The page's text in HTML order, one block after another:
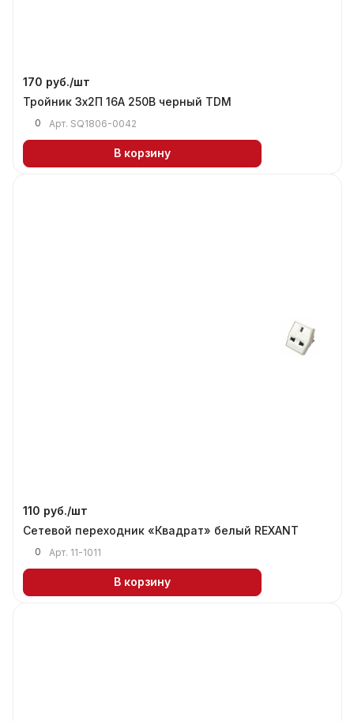
170 руб./шт
Тройник 3х2П 16А 250B черный TDM
0 Арт. SQ1806-0042
В корзину
110 руб./шт
Сетевой переходник «Квадрат» белый REXANT
0 Арт. 11-1011
В корзину